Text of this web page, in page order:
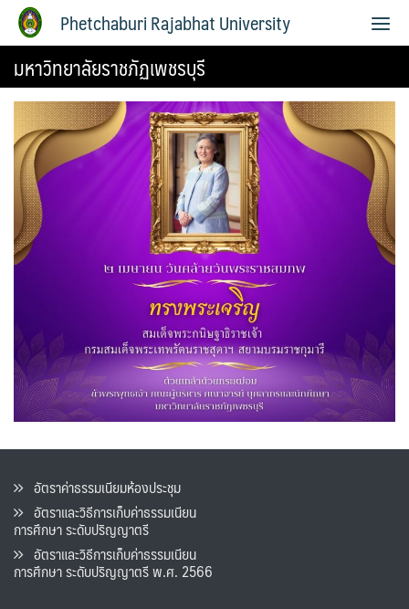
Phetchaburi Rajabhat University
มหาวิทยาลัยราชภัฏเพชรบุรี
อัตราค่าธรรมเนียมห้องประชุม
อัตราและวิธีการเก็บค่าธรรมเนียน
การศึกษา ระดับปริญญาตรี
อัตราและวิธีการเก็บค่าธรรมเนียน
การศึกษา ระดับปริญญาตรี พ.ศ. 2566